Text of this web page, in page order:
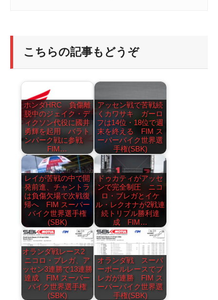
こちらの記事もどうぞ
ホンダHRC 負傷離
脱中のジェイク・デ
ィクソン代役に國井
勇輝を起用 バラト
ンパーク戦に参戦
FIM…
アッセン戦で苦戦続
くカワサキ ガーロ
フは14位・18位で週
末を終える FIM ス
ーパーバイク世界選
手権(SBK)
レイが苦戦の中で開
発前進、チャントラ
は負傷欠場で次戦復
帰へ FIM スーパー
バイク世界選手権
(SBK)
ドゥカティがアッセ
ンで完全制圧 ニコ
ロ・ブレガとイケ
ル・レクオナが2戦連
続トリプル勝利達
成 FIM…
オランダ戦レース2
ニコロ・ブレガ、ア
ッセン3連勝で13連勝
達成 FIM スーパー
バイク世界選手権
(SBK)
オランダ戦 スーパ
ーポールレースでブ
レガが連勝 FIM ス
ーパーバイク世界選
手権(SBK)